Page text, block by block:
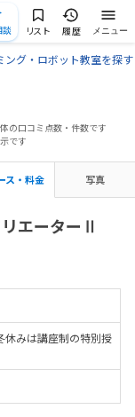
リスト 履歴 メニュー
ング・ロボット教室を探す
の口コミ点数・件数です
です
ス・料金 写真
エーターⅡ
みは講座制の特別授